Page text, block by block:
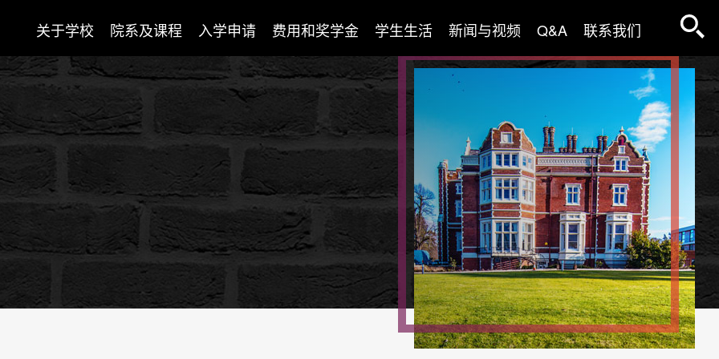
关于学校 院系及课程 入学申请 费用和奖学金 学生生活 新闻与视频 Q&A 联系我们